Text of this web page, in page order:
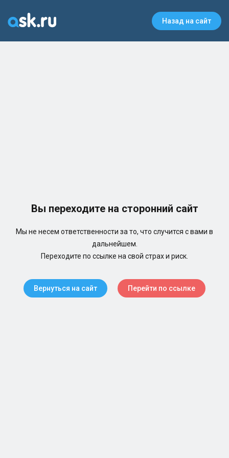
Назад на сайт
Вы переходите на сторонний сайт
Мы не несем ответственности за то, что случится с вами в
дальнейшем.
Переходите по ссылке на свой страх и риск.
Вернуться на сайт Перейти по ссылке